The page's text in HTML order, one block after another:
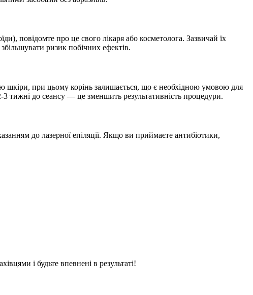
повідомте про це свого лікаря або косметолога. Зазвичай їх
ризик побічних ефектів.
шкіри, при цьому корінь залишається, що є необхідною умовою для
тижні до сеансу — це зменшить результативність процедури.
до лазерної епіляції. Якщо ви приймаєте антибіотики,
і будьте впевнені в результаті!